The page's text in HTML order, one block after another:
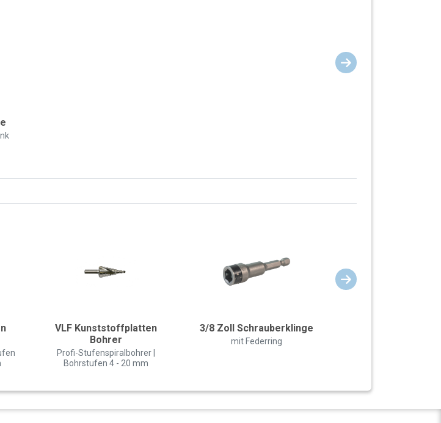
VLF Kunststoffplatten
Bohrer
Profi-Stufenspiralbohrer |
Bohrstufen 4 - 20 mm
3/8 Zoll Schrauberklinge
mit Federring